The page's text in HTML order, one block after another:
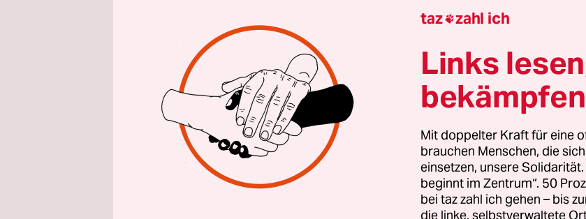
„Wir waren nach den ersten Gesprächen sofort davon
Huub Stevens die optimale Lösung ist“, erklärte
Rosen in einer
Pressemitteilung des
„Ich freue mich auf die Aufgabe, nur meine Frau ist
begeistert. Aber die kennt mich und weiß, dass es
sagte Stevens dem Kölner „Express“ (Dienstag). Der
nicht nur große Erfahrung mit solchen Situationen,
Team auch entsprechend aufrichten und begeistern.
Hoffenheimer haben eine Talfahrt mit nur sechs
taz zahl ich
Links
bekämpfen
Mit doppelter Kraft für eine
brauchen Menschen, die
einsetzen, unsere
beginnt im Zentrum“. 50
bei taz zahl ich gehen – bis
die linke, selbstverwaltete